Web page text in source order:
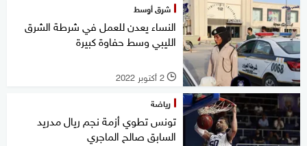
شرق أوسط
النساء يعدن للعمل في شرطة الشرق
الليبي وسط حفاوة كبيرة
l 2 أكتوبر 2022
رياضة
تونس تطوي أزمة نجم ريال مدريد
السابق صالح الماجري